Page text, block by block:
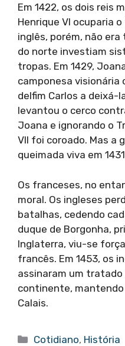
Em 1422, os dois reis
Henrique VI ocuparia
inglês, porém, não
do norte investiam
tropas. Em 1429,
camponesa visionária
delfim Carlos a deixá-
levantou o cerco
Joana e ignorando o
VII foi coroado. Mas a
queimada viva em
Os franceses, no
moral. Os ingleses
batalhas, cedendo
duque de Borgonha,
Inglaterra, viu-se
francês. Em 1453, os
assinaram um
continente,
Calais.
Categorias
Cotidiano, História